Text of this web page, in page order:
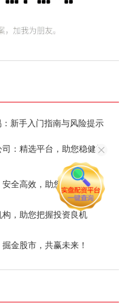
新手入门指南与风险提示
：精选平台，助您稳健投
站：安全高效，助您财富增值！
，助您把握投资良机
金股市，共赢未来！